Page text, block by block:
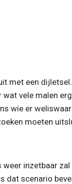
met een
wat vele malen
wie er
moeten
inzetbaar
dat scenario